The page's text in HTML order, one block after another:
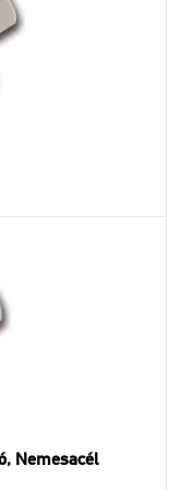
Nemesacél